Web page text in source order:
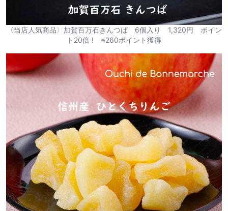
〈当店人気商品〉加賀百万石きんつば 6個入り 1,320円 ポイン
ト20倍 ! ※260ポイント獲得